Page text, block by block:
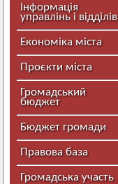
Інформація
управлінь і відділів
Економіка міста
Проєкти міста
Громадський
бюджет
Бюджет громади
Правова база
Громадська участь